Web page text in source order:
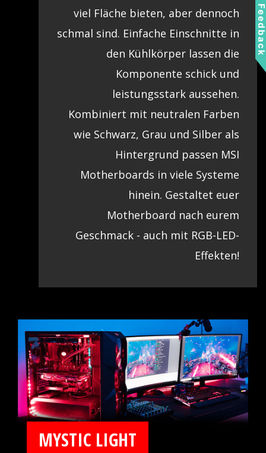
viel Fläche bieten, aber dennoch
schmal sind. Einfache Einschnitte in
den Kühlkörper lassen die
Komponente schick und
leistungsstark aussehen.
Kombiniert mit neutralen Farben
wie Schwarz, Grau und Silber als
Hintergrund passen MSI
Motherboards in viele Systeme
hinein. Gestaltet euer
Motherboard nach eurem
Geschmack - auch mit RGB-LED-
Effekten!
MYSTIC LIGHT